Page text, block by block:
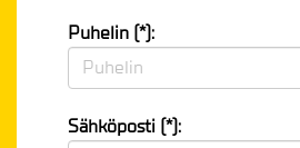
Puhelin (*):
Sähköposti (*):